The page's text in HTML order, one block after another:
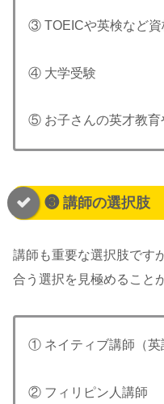
③ TOEICや英検など資
④ 大学受験
⑤ お子さんの英才教育
❸ 講師の選択肢
講師も重要な選択肢です
合う選択を見極めること
① ネイティブ講師（英
② フィリピン人講師